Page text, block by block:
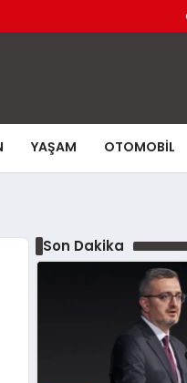
YAŞAM OTOMOBIL
Son Dakika